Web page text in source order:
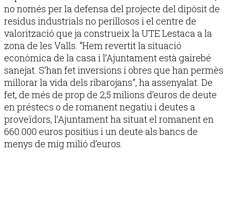
no només per la defensa del projecte del dipòsit de
residus industrials no perillosos i el centre de
valorització que ja construeix la UTE Lestaca a la
zona de les Valls. “Hem revertit la situació
econòmica de la casa i l’Ajuntament està gairebé
sanejat. S’han fet inversions i obres que han permès
millorar la vida dels ribarojans”, ha assenyalat. De
fet, de més de prop de 2,5 milions d’euros de deute
en préstecs o de romanent negatiu i deutes a
proveïdors, l’Ajuntament ha situat el romanent en
660.000 euros positius i un deute als bancs de
menys de mig milió d’euros.